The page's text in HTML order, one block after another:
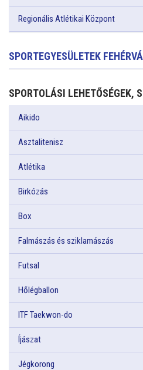
Regionális Atlétikai Központ
SPORTEGYESÜLETEK
SPORTOLÁSI LEHETŐSÉGEK,
Aikido
Asztalitenisz
Atlétika
Birkózás
Box
Falmászás és sziklamászás
Futsal
Hőlégballon
ITF Taekwon-do
Íjászat
Jégkorong